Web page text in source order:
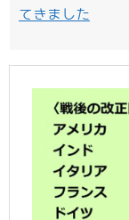
てきました